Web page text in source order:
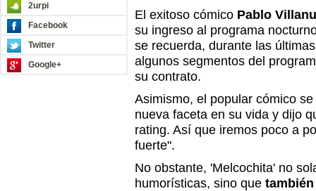
2urpi
Facebook
Twitter
Google+
El exitoso cómico Pablo
su ingreso al programa
se recuerda, durante las
algunos segmentos del
su contrato.
Asimismo, el popular cómico
nueva faceta en su vida y dijo
rating. Así que iremos poco a
fuerte".
No obstante, 'Melcochita' no
humorísticas, sino que